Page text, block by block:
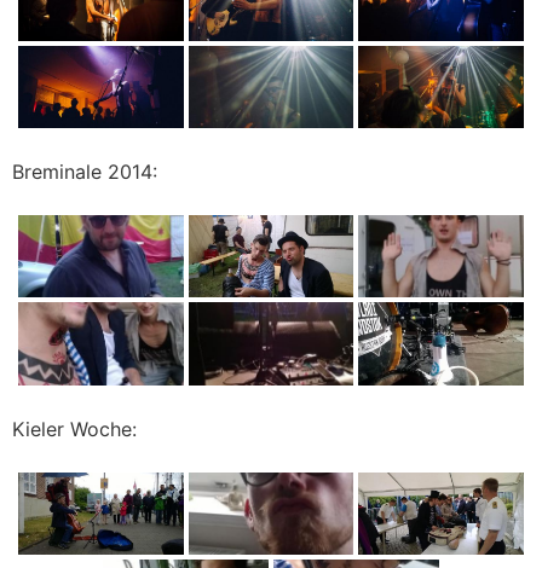
Breminale 2014:
Kieler Woche: